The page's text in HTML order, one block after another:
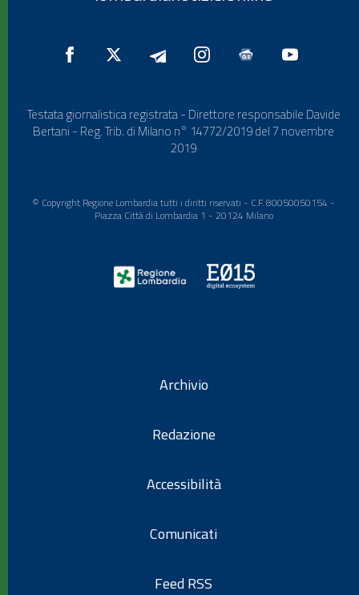
Testata giornalistica registrata - Direttore responsabile Davide
Bertani - Reg. Trib. di Milano n° 14772/2019 del 7 novembre
2019
© Copyright Regione Lombardia tutti i diritti riservati - C.F. 80050050154 -
Piazza Città di Lombardia 1 - 20124 Milano
Archivio
Redazione
Accessibilità
Comunicati
Feed RSS